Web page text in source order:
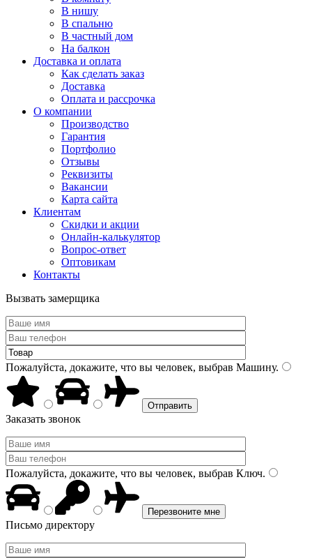
В нишу
В спальню
В частный дом
На балкон
Доставка и оплата
Как сделать заказ
Доставка
Оплата и рассрочка
О компании
Производство
Гарантия
Портфолио
Отзывы
Реквизиты
Вакансии
Карта сайта
Клиентам
Скидки и акции
Онлайн-калькулятор
Вопрос-ответ
Оптовикам
Контакты
Вызвать замерщика
Пожалуйста, докажите, что вы человек, выбрав Машину.
Заказать звонок
Пожалуйста, докажите, что вы человек, выбрав Ключ.
Письмо директору